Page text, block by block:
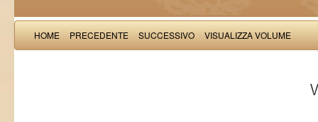
HOME PRECEDENTE SUCCESSIVO VISUALIZZA VOLUME